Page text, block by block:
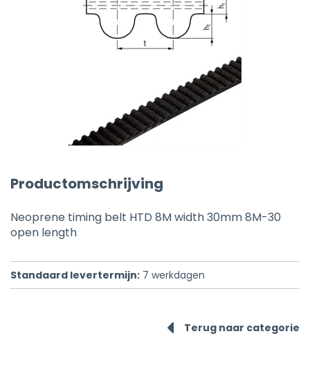
Productomschrijving
Neoprene timing belt HTD 8M width 30mm 8M-30
open length
Standaard levertermijn: 7 werkdagen
Terug naar categorie